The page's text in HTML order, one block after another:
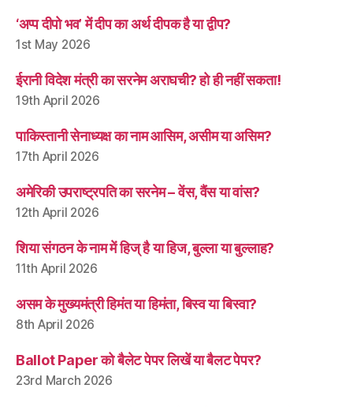
‘अप्प दीपो भव’ में दीप का अर्थ दीपक है या द्वीप?
1st May 2026
ईरानी विदेश मंत्री का सरनेम अराघची? हो ही नहीं सकता!
19th April 2026
पाकिस्तानी सेनाध्यक्ष का नाम आसिम, असीम या असिम?
17th April 2026
अमेरिकी उपराष्ट्रपति का सरनेम – वेंस, वैंस या वांस?
12th April 2026
शिया संगठन के नाम में हिज् है या हिज, बुल्ला या बुल्लाह?
11th April 2026
असम के मुख्यमंत्री हिमंत या हिमंता, बिस्व या बिस्वा?
8th April 2026
Ballot Paper को बैलेट पेपर लिखें या बैलट पेपर?
23rd March 2026